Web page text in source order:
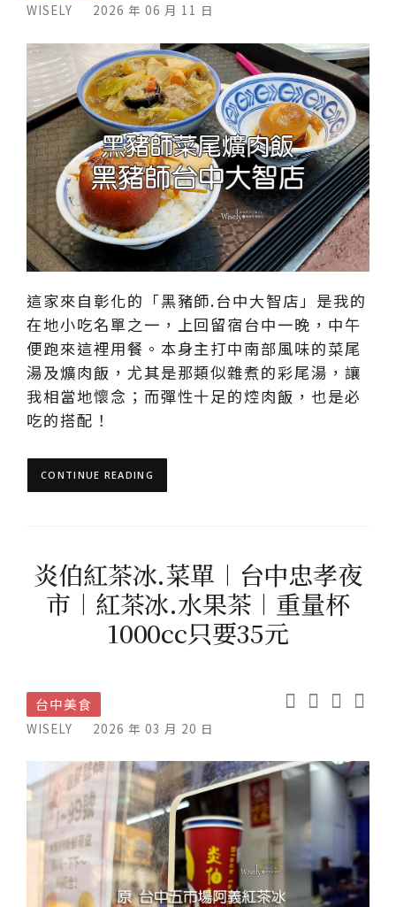
WISELY 2026 年 06 月 11 日
這家來自彰化的「黑豬師.台中大智店」是我的
在地小吃名單之一，上回留宿台中一晚，中午
便跑來這裡用餐。本身主打中南部風味的菜尾
湯及爌肉飯，尤其是那類似雜煮的彩尾湯，讓
我相當地懷念；而彈性十足的焢肉飯，也是必
吃的搭配！
CONTINUE READING
炎伯紅茶冰.菜單︱台中忠孝夜
市︱紅茶冰.水果茶︱重量杯
1000cc只要35元
台中美食
WISELY 2026 年 03 月 20 日